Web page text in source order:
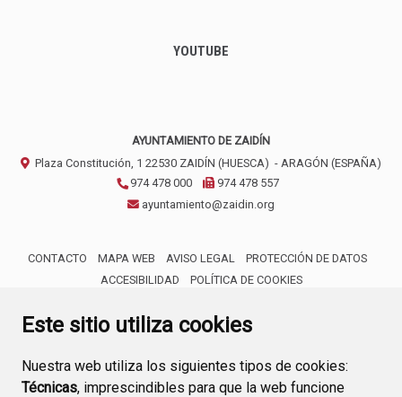
Este sitio utiliza cookies
Nuestra web utiliza los siguientes tipos de cookies:
Técnicas, imprescindibles para que la web funcione
YOUTUBE
AYUNTAMIENTO DE ZAIDÍN
Plaza Constitución, 1 22530 ZAIDÍN (HUESCA) - ARAGÓN (ESPAÑA)
974 478 000
974 478 557
ayuntamiento@zaidin.org
CONTACTO MAPA WEB AVISO LEGAL
PROTECCIÓN DE DATOS
ACCESIBILIDAD
POLÍTICA DE COOKIES